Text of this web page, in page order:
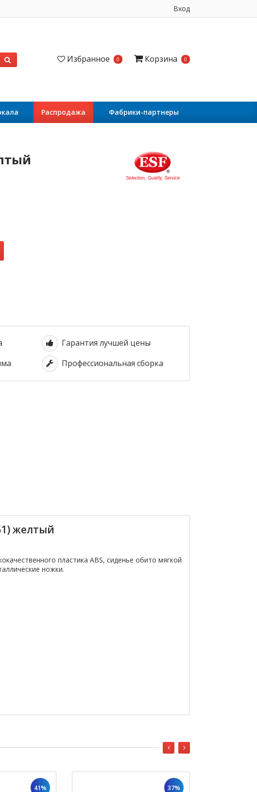
Вход
Избранное 0 Корзина 0
Распродажа Фабрики-партнеры
Гарантия лучшей цены
Профессиональная сборка
желтый
пластика ABS, сиденье обито мягкой
ножки.
41% 37%